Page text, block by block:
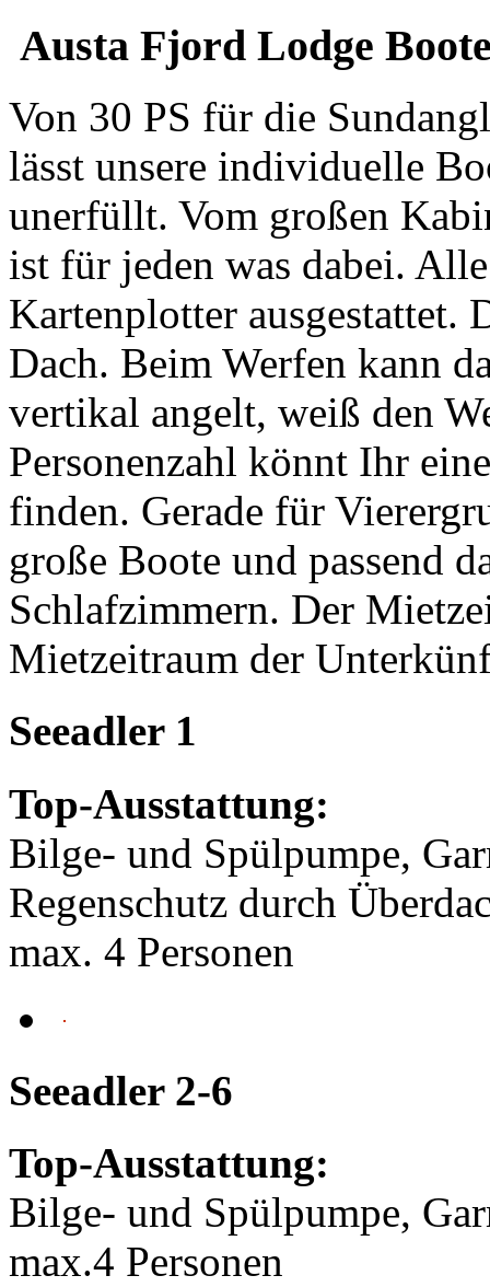
Austa Fjord Lodge
Von 30 PS für die
lässt unsere individuelle
unerfüllt. Vom großen
ist für jeden was dabei.
Kartenplotter ausgestattet.
Dach. Beim Werfen kann
vertikal angelt, weiß den
Personenzahl könnt Ihr
finden. Gerade für
große Boote und passend
Schlafzimmern. Der
Mietzeitraum der
Seeadler 1
Top-Ausstattung:
Bilge- und Spülpumpe,
Regenschutz durch
max. 4 Personen
Seeadler 2-6
Top-Ausstattung:
Bilge- und Spülpumpe,
max.4 Personen